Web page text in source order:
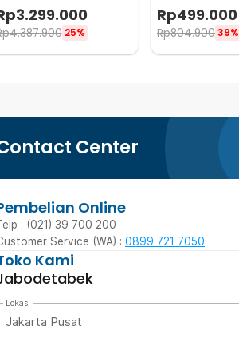
Control 150W - FL150S
3.299.000
4.387.900 25%
4900mAh - MA5R
Rp499.000
Rp804.90039%
Center
Online
: (021) 39 700 200
Service (WA) : 0899 721 7050
Kami
Lokasi
Jakarta Pusat